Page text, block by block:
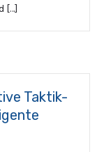
[…]
Taktik-